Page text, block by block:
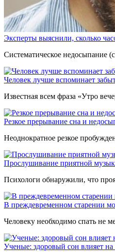
Эксперты выяснили, сколько
Систематическое недосыпание
Человек лучше вспоминает
Известная всем фраза «Утро
Резкое прерывание сна и
Неоднократное резкое
Прослушивание приятной
Психологи обнаружили, что
В преждевременном старении
Человеку необходимо спать не
Ученые: здоровый сон влияет на